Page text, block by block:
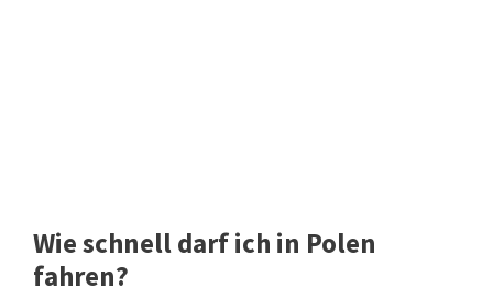
Wie schnell darf ich in Polen
fahren?